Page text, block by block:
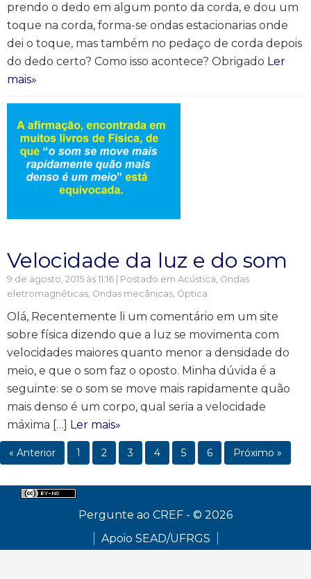
prendo o dedo em algum ponto da corda, e dou um
toque na corda, forma-se ondas estacionarias onde
dei o toque, mas também no pedaço de corda depois
do dedo certo? Como isso acontece? Obrigado Ler
mais»
Velocidade da luz e do som
9 de agosto, 2015 às 11:16 | Postado em Acústica, Ondas
eletromagnéticas, Ondas mecânicas, Óptica
Olá, Recentemente li um comentário em um site
sobre física dizendo que a luz se movimenta com
velocidades maiores quanto menor a densidade do
meio, e que o som faz o oposto. Minha dúvida é a
seguinte: se o som se move mais rapidamente quão
mais denso é um corpo, qual seria a velocidade
máxima […] Ler mais»
« Anterior 1 2 3 4 5 6 Próximo »
Pergunte ao CREF - © 2026
Apoio SEAD/UFRGS